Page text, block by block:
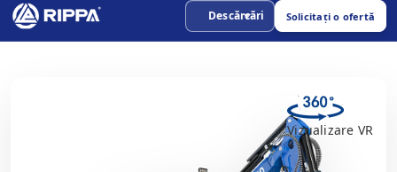
Descărcări Solicitați o ofertă
Vizualizare VR